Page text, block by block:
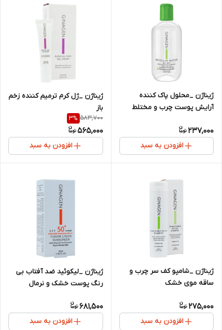
ژیناژن _محلول پاک کننده
آرایش پوست چرب و مختلط
237,000
افزودن به سبد
ژیناژن _ژل کرم ترمیم کننده زخم
باز
583,700
3%
565,000
افزودن به سبد
ژیناژن _شامپو کف سر چرب و
ساقه موی خشک
275,000
افزودن به سبد
ژیناژن _لیکوئید ضد آفتاب بی
رنگ پوست خشک و نرمال
681,500
افزودن به سبد